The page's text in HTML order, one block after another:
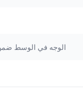
الوجه في الوسط